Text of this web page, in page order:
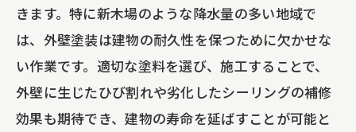
きます。特に新木場のような降水量の多い地域で
は、外壁塗装は建物の耐久性を保つために欠かせな
い作業です。適切な塗料を選び、施工することで、
外壁に生じたひび割れや劣化したシーリングの補修
効果も期待でき、建物の寿命を延ばすことが可能と